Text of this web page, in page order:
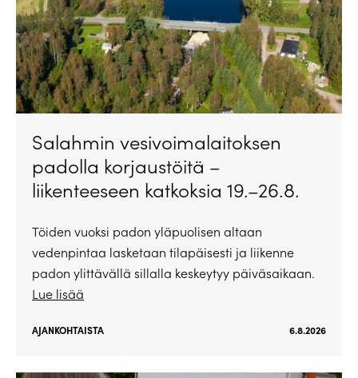
Salahmin vesivoimalaitoksen
padolla korjaustöitä –
liikenteeseen katkoksia 19.–26.8.
Töiden vuoksi padon yläpuolisen altaan
vedenpintaa lasketaan tilapäisesti ja liikenne
padon ylittävällä sillalla keskeytyy päiväsaikaan.
Lue lisää
AJANKOHTAISTA 6.8.2026